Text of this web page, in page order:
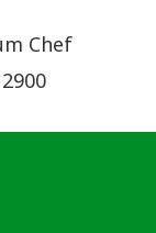
Chef